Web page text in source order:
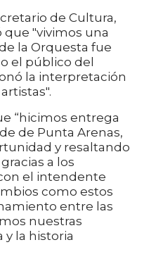
de Cultura,
que "vivimos una
la Orquesta fue
el público del
la interpretación
“hicimos entrega
de Punta Arenas,
y resaltando
a los
el intendente
como estos
entre las
nuestras
y la historia